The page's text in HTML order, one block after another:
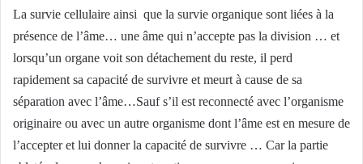
La survie cellulaire ainsi que la survie organique sont liées à la
présence de l’âme… une âme qui n’accepte pas la division … et
lorsqu’un organe voit son détachement du reste, il perd
rapidement sa capacité de survivre et meurt à cause de sa
séparation avec l’âme…Sauf s’il est reconnecté avec l’organisme
originaire ou avec un autre organisme dont l’âme est en mesure de
l’accepter et lui donner la capacité de survivre … Car la partie